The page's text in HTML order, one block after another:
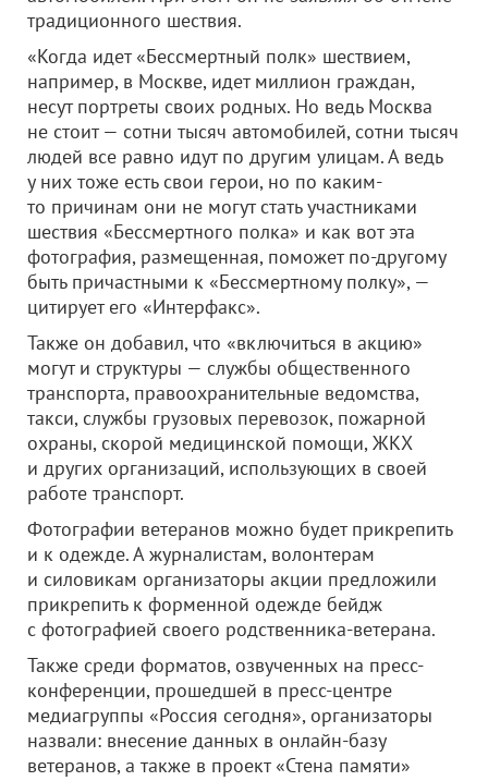
традиционного шествия.
«Когда идет «Бессмертный полк» шествием,
например, в Москве, идет миллион граждан,
несут портреты своих родных. Но ведь Москва
не стоит — сотни тысяч автомобилей, сотни тысяч
людей все равно идут по другим улицам. А ведь
у них тоже есть свои герои, но по каким-
то причинам они не могут стать участниками
шествия «Бессмертного полка» и как вот эта
фотография, размещенная, поможет по-другому
быть причастными к «Бессмертному полку», —
цитирует его «Интерфакс».
Также он добавил, что «включиться в акцию»
могут и структуры — службы общественного
транспорта, правоохранительные ведомства,
такси, службы грузовых перевозок, пожарной
охраны, скорой медицинской помощи, ЖКХ
и других организаций, использующих в своей
работе транспорт.
Фотографии ветеранов можно будет прикрепить
и к одежде. А журналистам, волонтерам
и силовикам организаторы акции предложили
прикрепить к форменной одежде бейдж
с фотографией своего родственника-ветерана.
Также среди форматов, озвученных на пресс-
конференции, прошедшей в пресс-центре
медиагруппы «Россия сегодня», организаторы
назвали: внесение данных в онлайн-базу
ветеранов, а также в проект «Стена памяти»